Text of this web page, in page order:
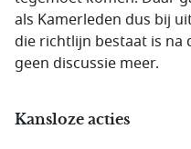
als Kamerleden dus bij
die richtlijn bestaat is na
geen discussie meer.
Kansloze acties